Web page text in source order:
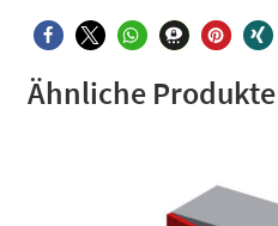
Ähnliche Produkte